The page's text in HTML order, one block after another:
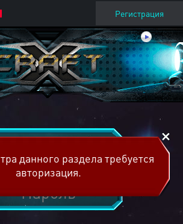
Регистрация
данного раздела требуется
авторизация.